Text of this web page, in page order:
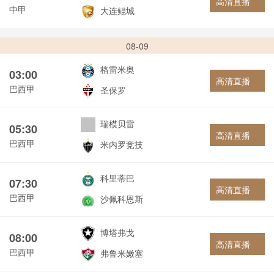
中甲
大连鲲城
08-09
03:00
巴西甲
格雷米奥
圣保罗
高清直播
05:30
巴西甲
瑞模贝雷
米内罗竞技
高清直播
07:30
巴西甲
科里蒂巴
沙佩科恩斯
高清直播
08:00
巴西甲
博塔弗戈
弗鲁米嫩塞
高清直播